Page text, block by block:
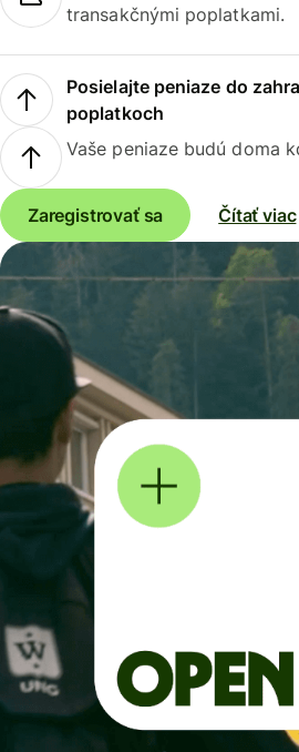
transakčnými poplatkami.
Posielajte peniaze do
poplatkoch
Vaše peniaze budú doma
Zaregistrovať sa Čítať viac